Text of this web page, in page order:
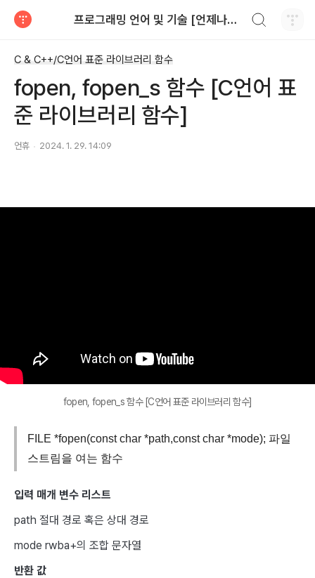
프로그래밍 언어 및 기술 [언제나휴일]
C & C++/C언어 표준 라이브러리 함수
fopen, fopen_s 함수 [C언어 표
준 라이브러리 함수]
언휴 2024. 1. 29. 14:09
fopen, fopen_s 함수 [C언어 표준 라이브러리 함수]
FILE *fopen(const char *path,const char *mode); 파일
스트림을 여는 함수
입력 매개 변수 리스트
path 절대 경로 혹은 상대 경로
mode rwba+의 조합 문자열
반환 값